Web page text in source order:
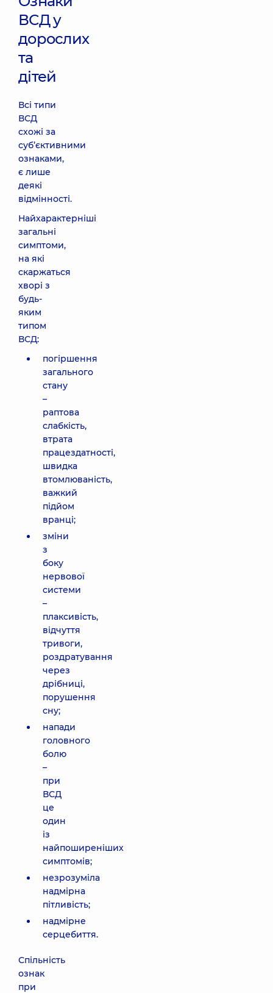
ВСД у
дорослих
та
дітей
Всі типи
ВСД
схожі за
суб’єктивними
ознаками,
є лише
деякі
відмінності.
Найхарактерніші
загальні
симптоми,
на які
скаржаться
хворі з
будь-
яким
типом
ВСД:
погіршення
загального
стану
–
раптова
слабкість,
втрата
працездатності,
швидка
втомлюваність,
важкий
підйом
вранці;
зміни
з
боку
нервової
системи
–
плаксивість,
відчуття
тривоги,
роздратування
через
дрібниці,
порушення
сну;
напади
головного
болю
–
при
ВСД
це
один
із
найпоширеніших
симптомів;
незрозуміла
надмірна
пітливість;
надмірне
серцебиття.
Спільність
ознак
при